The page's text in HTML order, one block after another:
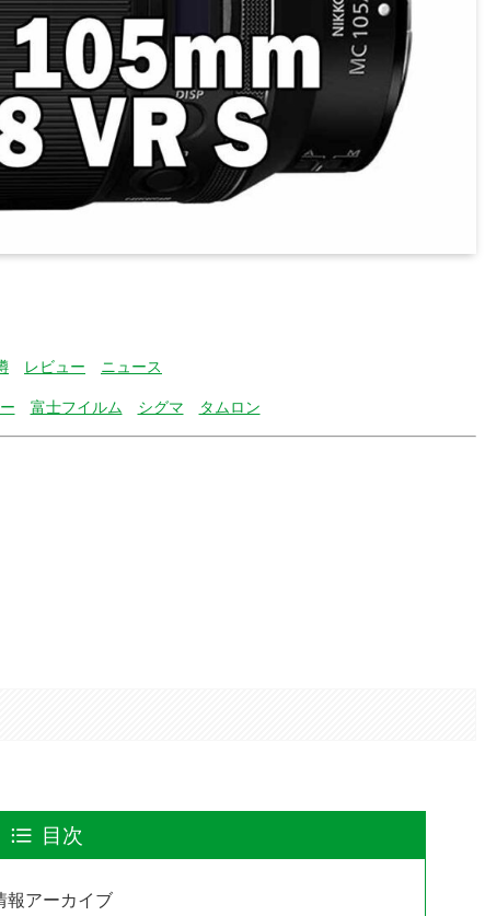
レビュー ニュース
富士フイルム シグマ タムロン
目次
報アーカイブ